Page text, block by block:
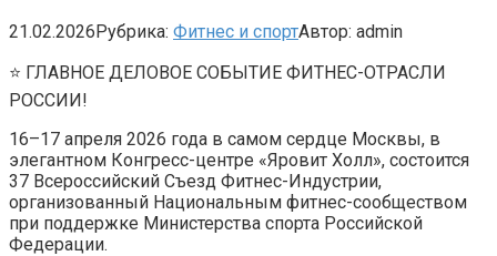
21.02.2026Рубрика: Фитнес и спортАвтор: admin
⭐️ ГЛАВНОЕ ДЕЛОВОЕ СОБЫТИЕ ФИТНЕС-ОТРАСЛИ
РОССИИ!
16–17 апреля 2026 года в самом сердце Москвы, в
элегантном Конгресс-центре «Яровит Холл», состоится
37 Всероссийский Съезд Фитнес-Индустрии,
организованный Национальным фитнес-сообществом
при поддержке Министерства спорта Российской
Федерации.